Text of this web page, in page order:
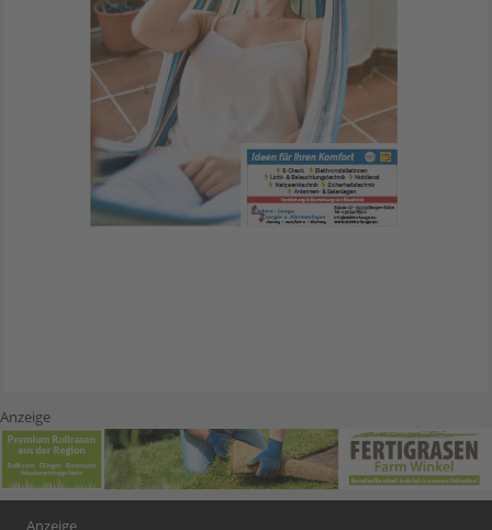
Anzeige